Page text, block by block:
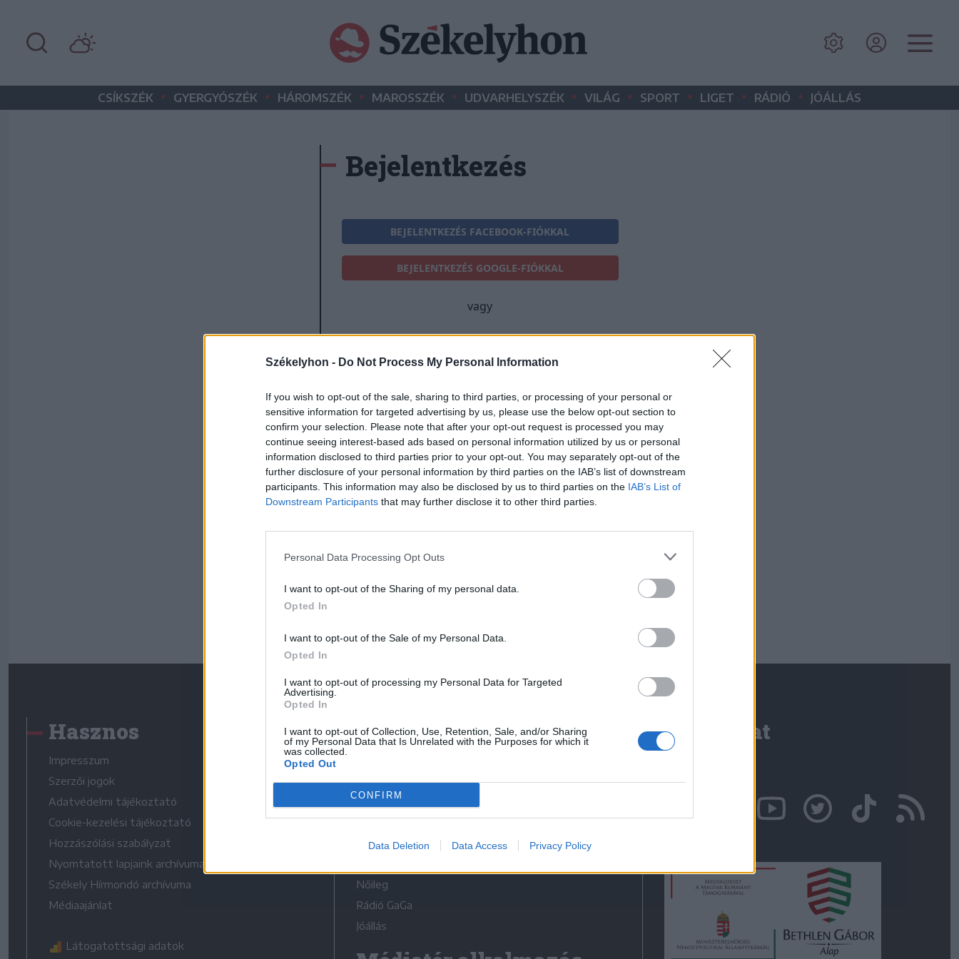
Székelyhon - Do Not Process My Personal Information
If you wish to opt-out of the sale, sharing to third parties, or processing of your personal or
sensitive information for targeted advertising by us, please use the below opt-out section to
confirm your selection. Please note that after your opt-out request is processed you may
continue seeing interest-based ads based on personal information utilized by us or personal
information disclosed to third parties prior to your opt-out. You may separately opt-out of the
further disclosure of your personal information by third parties on the IAB’s list of downstream
participants. This information may also be disclosed by us to third parties on the IAB’s List of
Downstream Participants that may further disclose it to other third parties.
Personal Data Processing Opt Outs
I want to opt-out of the Sharing of my personal data.
Opted In
I want to opt-out of the Sale of my Personal Data.
Opted In
I want to opt-out of processing my Personal Data for Targeted
Advertising.
Opted In
I want to opt-out of Collection, Use, Retention, Sale, and/or Sharing
of my Personal Data that Is Unrelated with the Purposes for which it
was collected.
Opted Out
CONFIRM
Data Deletion Data Access Privacy Policy
CSÍKSZÉK • GYERGYÓSZÉK • HÁROMSZÉK • MAROSSZÉK • UDVARHELYSZÉK • VILÁG • SPORT • LIGET • RÁDIÓ • JÓÁLLÁS
Bejelentkezés
BEJELENTKEZÉS FACEBOOK-FIÓKKAL
BEJELENTKEZÉS GOOGLE-FIÓKKAL
vagy
E-mail-cím
Jelszó
Elfelejtette a jelszavát?
BEJELENTKEZÉS
Hasznos
Impresszum
Szerzői jogok
Adatvédelmi tájékoztató
Cookie-kezelési tájékoztató
Hozzászólási szabályzat
Nyomtatott lapjaink archívuma
Székely Hírmondó archívuma
Médiaajánlat
Látogatottsági adatok
Médiatér
Liget
Krónika
Bihari Napló
Erdélyi Napló
Nőileg
Rádió GaGa
Jóállás
Kapcsolat